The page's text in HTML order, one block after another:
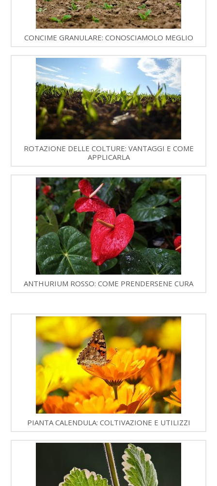
CONCIME GRANULARE: CONOSCIAMOLO MEGLIO
ROTAZIONE DELLE COLTURE: VANTAGGI E COME
APPLICARLA
ANTHURIUM ROSSO: COME PRENDERSENE CURA
PIANTA CALENDULA: COLTIVAZIONE E UTILIZZI